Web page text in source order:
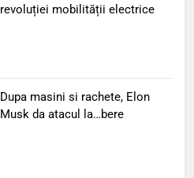
revoluției mobilității electrice
Dupa masini si rachete, Elon
Musk da atacul la…bere